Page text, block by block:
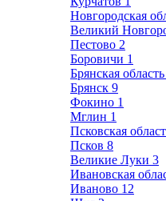
Новгородская
Великий
Пестово 2
Боровичи 1
Брянская область
Брянск 9
Фокино 1
Мглин 1
Псковская
Псков 8
Великие Луки 3
Ивановская
Иваново 12